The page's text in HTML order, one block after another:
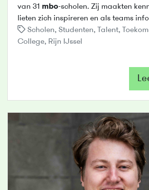
van 31 mbo-scholen. Zij maakten
lieten zich inspireren en als teams
Scholen, Studenten, Talent,
College, Rijn IJssel